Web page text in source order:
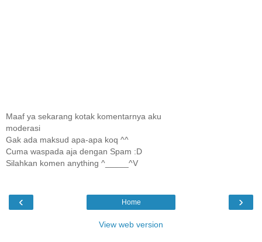
Maaf ya sekarang kotak komentarnya aku
moderasi
Gak ada maksud apa-apa koq ^^
Cuma waspada aja dengan Spam :D
Silahkan komen anything ^_____^V
‹ ›
Home
View web version